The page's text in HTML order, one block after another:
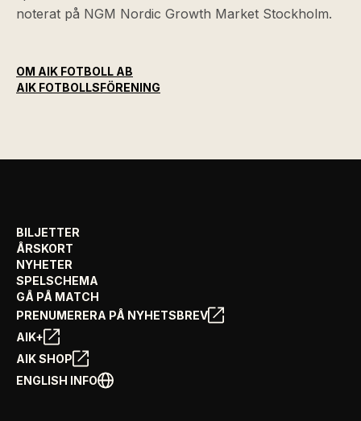
noterat på NGM Nordic Growth Market Stockholm.
OM AIK FOTBOLL AB
AIK FOTBOLLSFÖRENING
BILJETTER
ÅRSKORT
NYHETER
SPELSCHEMA
GÅ PÅ MATCH
PRENUMERERA PÅ NYHETSBREV
AIK+
AIK SHOP
ENGLISH INFO